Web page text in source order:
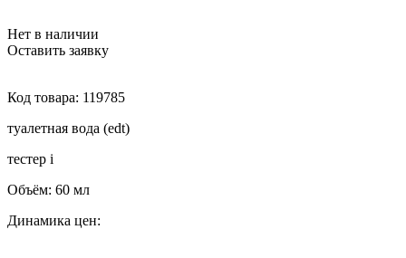
Нет в наличии
Оставить заявку
Код товара: 119785
туалетная вода (edt)
тестер i
Объём: 60 мл
Динамика цен: